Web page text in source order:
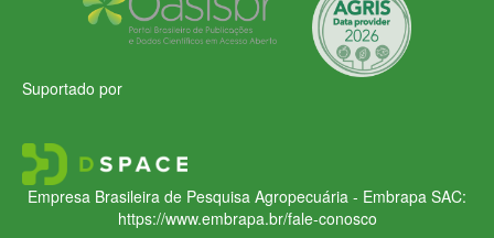
Suportado por
Empresa Brasileira de Pesquisa Agropecuária - Embrapa SAC:
https://www.embrapa.br/fale-conosco